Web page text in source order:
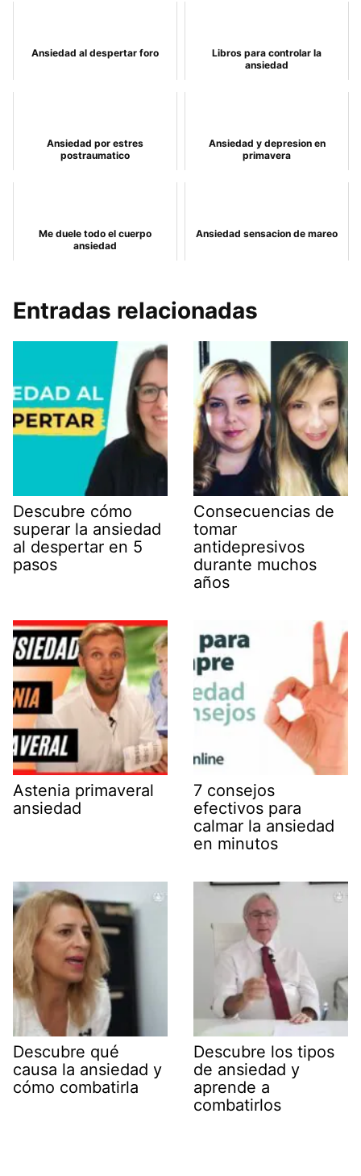
Ansiedad al despertar foro
Libros para controlar la
ansiedad
Ansiedad por estres
postraumatico
Ansiedad y depresion en
primavera
Me duele todo el cuerpo
ansiedad
Ansiedad sensacion de mareo
Entradas relacionadas
Descubre cómo
superar la ansiedad
al despertar en 5
pasos
Consecuencias de
tomar
antidepresivos
durante muchos
años
Astenia primaveral
ansiedad
7 consejos
efectivos para
calmar la ansiedad
en minutos
Descubre qué
causa la ansiedad y
cómo combatirla
Descubre los tipos
de ansiedad y
aprende a
combatirlos